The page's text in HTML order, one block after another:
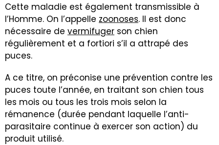
Cette maladie est également transmissible à
l’Homme. On l’appelle zoonoses. Il est donc
nécessaire de vermifuger son chien
régulièrement et a fortiori s’il a attrapé des
puces.
A ce titre, on préconise une prévention contre les
puces toute l’année, en traitant son chien tous
les mois ou tous les trois mois selon la
rémanence (durée pendant laquelle l’anti-
parasitaire continue à exercer son action) du
produit utilisé.